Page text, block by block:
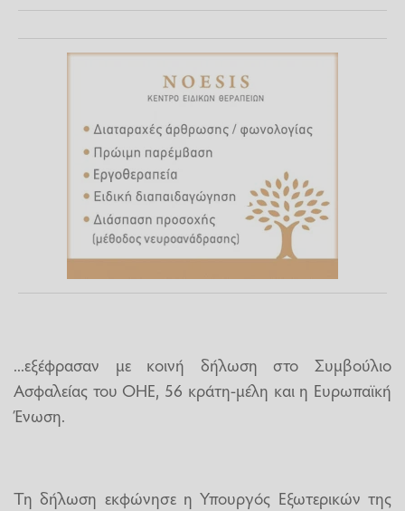
...εξέφρασαν με κοινή δήλωση στο Συμβούλιο
Ασφαλείας του ΟΗΕ, 56 κράτη-μέλη και η Ευρωπαϊκή
Ένωση.
Τη δήλωση εκφώνησε η Υπουργός Εξωτερικών της